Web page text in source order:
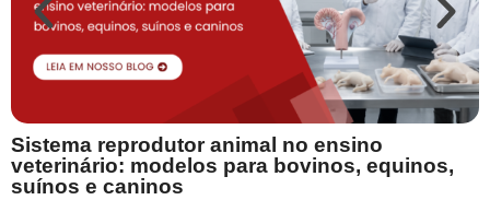
Sistema reprodutor animal no ensino
veterinário: modelos para bovinos, equinos,
suínos e caninos